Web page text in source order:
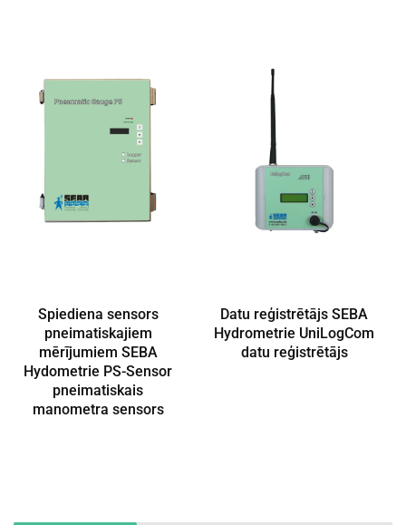
Spiediena sensors
pneimatiskajiem
mērījumiem SEBA
Hydometrie PS-Sensor
pneimatiskais
manometra sensors
Datu reģistrētājs SEBA
Hydrometrie UniLogCom
datu reģistrētājs